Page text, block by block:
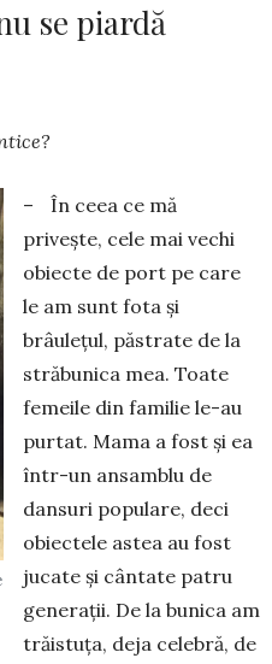
se piardă
– În ceea ce mă
priveşte, cele mai vechi
obiecte de port pe care
le am sunt fota şi
brâuleţul, păstrate de la
stră­bu­nica mea. Toate
femeile din familie le-au
pur­tat. Mama a fost şi ea
într-un ansam­blu de
dansuri popu­lare, deci
obiectele astea au fost
jucate şi cântate patru
gene­raţii. De la bunica am
trăistuţa, deja celebră, de